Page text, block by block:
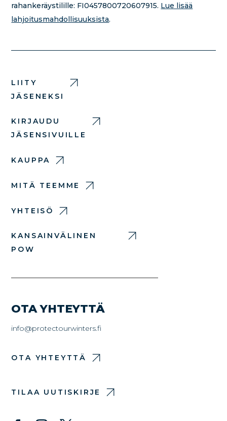
rahankeräystilille: FI0457800720607915. Lue lisää
lahjoitusmahdollisuuksista.
LIITY
JÄSENEKSI
KIRJAUDU
JÄSENSIVUILLE
KAUPPA
MITÄ TEEMME
YHTEISÖ
KANSAINVÄLINEN
POW
OTA YHTEYTTÄ
info@protectourwinters.fi
OTA YHTEYTTÄ
TILAA UUTISKIRJE